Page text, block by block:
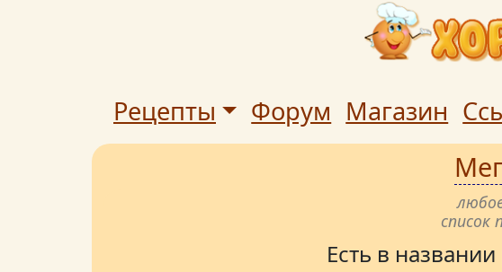
Рецепты Форум Магазин
список
Есть в